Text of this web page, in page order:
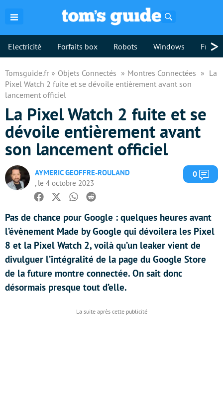
Electricité Forfaits box Robots Windows >
Tomsguide.fr Objets Connectés Montres Connectées
La
Pixel Watch 2 fuite et se dévoile entièrement avant son
lancement officiel
La Pixel Watch 2 fuite et se
dévoile entièrement avant
son lancement officiel
AYMERIC GEOFFRE-ROULAND
, le 4 octobre 2023
0
Facebook
TwitterWhatsapp
Reddit
Pas de chance pour Google : quelques heures avant
l’évènement Made by Google qui dévoilera les Pixel
8 et la Pixel Watch 2, voilà qu’un leaker vient de
divulguer l’intégralité de la page du Google Store
de la future montre connectée. On sait donc
désormais presque tout d’elle.